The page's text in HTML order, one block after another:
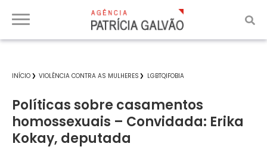
INÍCIO VIOLÊNCIA CONTRA AS MULHERES LGBTQIFOBIA
Políticas sobre casamentos
homossexuais – Convidada: Erika
Kokay, deputada